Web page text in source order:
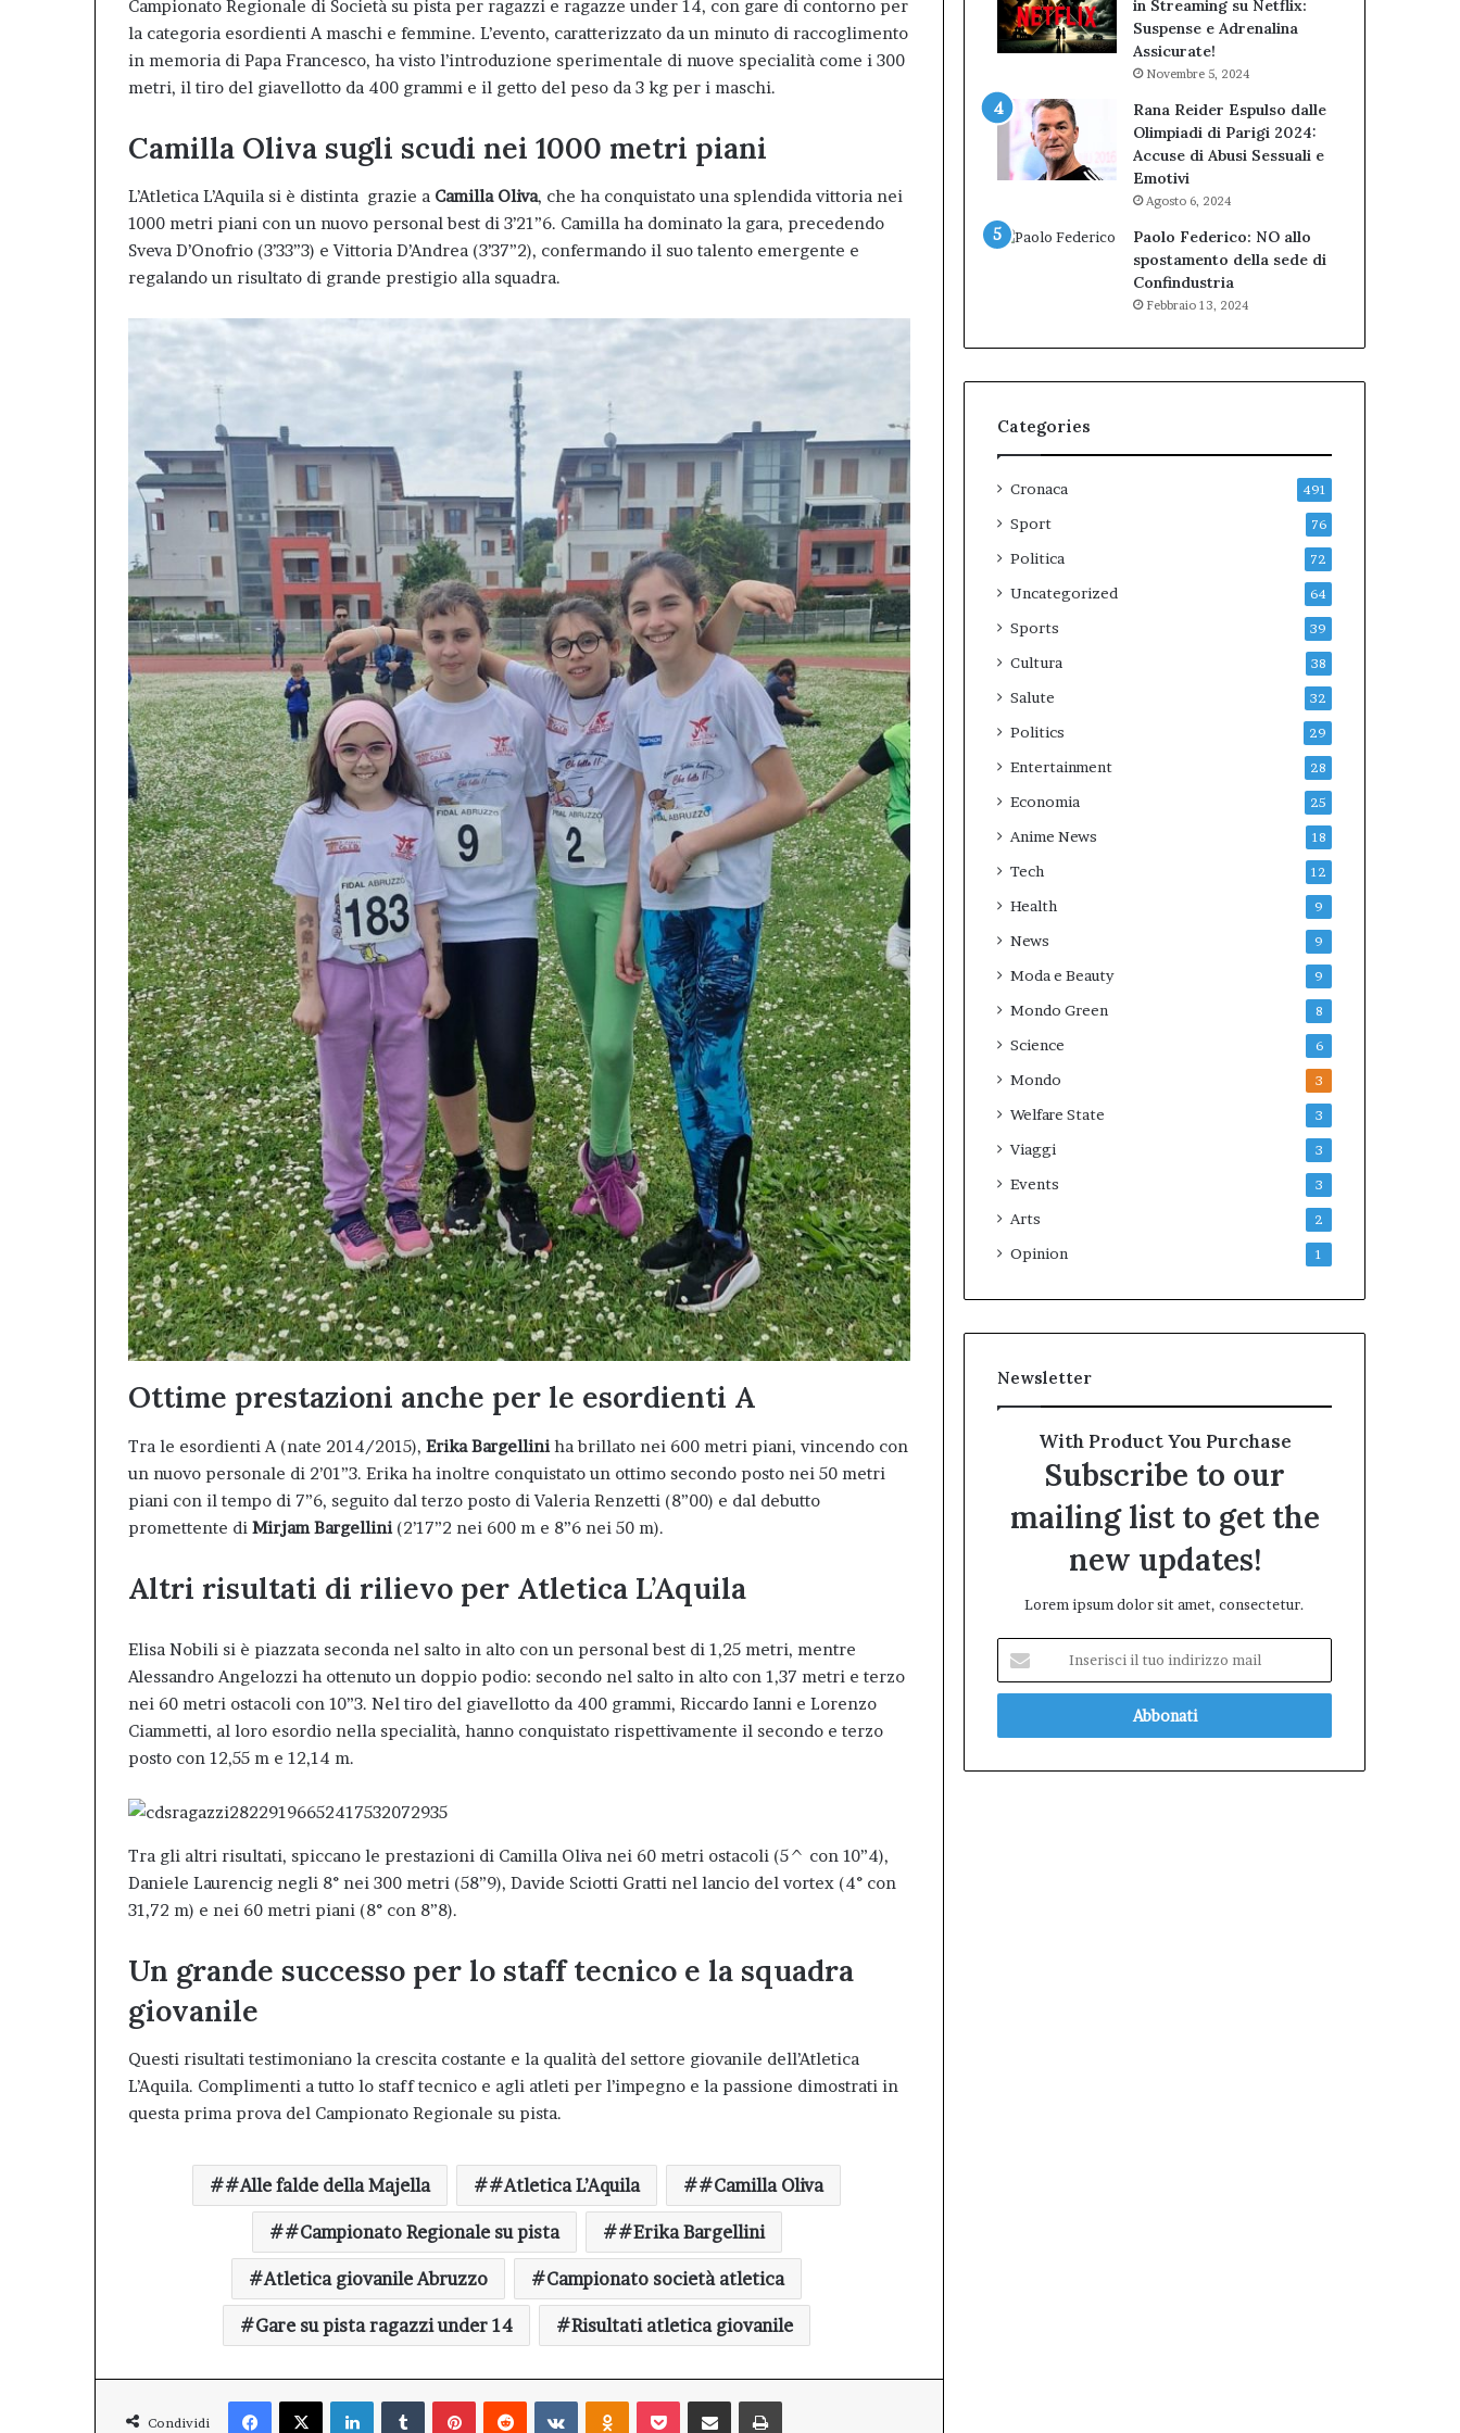
Campionato Regionale di Società su pista per ragazzi e ragazze under 14, con gare di contorno per
la categoria esordienti A maschi e femmine. L’evento, caratterizzato da un minuto di raccoglimento
in memoria di Papa Francesco, ha visto l’introduzione sperimentale di nuove specialità come i 300
metri, il tiro del giavellotto da 400 grammi e il getto del peso da 3 kg per i maschi.
Camilla Oliva sugli scudi nei 1000 metri piani
L’Atletica L’Aquila si è distinta grazie a Camilla Oliva, che ha conquistato una splendida vittoria nei
1000 metri piani con un nuovo personal best di 3’21”6. Camilla ha dominato la gara, precedendo
Sveva D’Onofrio (3’33”3) e Vittoria D’Andrea (3’37”2), confermando il suo talento emergente e
regalando un risultato di grande prestigio alla squadra.
Ottime prestazioni anche per le esordienti A
Tra le esordienti A (nate 2014/2015), Erika Bargellini ha brillato nei 600 metri piani, vincendo con
un nuovo personale di 2’01”3. Erika ha inoltre conquistato un ottimo secondo posto nei 50 metri
piani con il tempo di 7”6, seguito dal terzo posto di Valeria Renzetti (8”00) e dal debutto
promettente di Mirjam Bargellini (2’17”2 nei 600 m e 8”6 nei 50 m).
Altri risultati di rilievo per Atletica L’Aquila
Elisa Nobili si è piazzata seconda nel salto in alto con un personal best di 1,25 metri, mentre
Alessandro Angelozzi ha ottenuto un doppio podio: secondo nel salto in alto con 1,37 metri e terzo
nei 60 metri ostacoli con 10”3. Nel tiro del giavellotto da 400 grammi, Riccardo Ianni e Lorenzo
Ciammetti, al loro esordio nella specialità, hanno conquistato rispettivamente il secondo e terzo
posto con 12,55 m e 12,14 m.
Tra gli altri risultati, spiccano le prestazioni di Camilla Oliva nei 60 metri ostacoli (5^ con 10”4),
Daniele Laurencig negli 8° nei 300 metri (58”9), Davide Sciotti Gratti nel lancio del vortex (4° con
31,72 m) e nei 60 metri piani (8° con 8”8).
Un grande successo per lo staff tecnico e la squadra
giovanile
Questi risultati testimoniano la crescita costante e la qualità del settore giovanile dell’Atletica
L’Aquila. Complimenti a tutto lo staff tecnico e agli atleti per l’impegno e la passione dimostrati in
questa prima prova del Campionato Regionale su pista.
#Alle falde della Majella #Atletica L’Aquila #Camilla Oliva
#Campionato Regionale su pista #Erika Bargellini
Atletica giovanile Abruzzo Campionato società atletica
Gare su pista ragazzi under 14 Risultati atletica giovanile
Condividi
Facebook
X LinkedInTumblrPinterestReddit VKontakteOdnoklassniki
Pocket Condividi via mail Stampa
in Streaming su Netflix:
Suspense e Adrenalina
Assicurate!
Novembre 5, 2024
Rana Reider Espulso dalle
Olimpiadi di Parigi 2024:
Accuse di Abusi Sessuali e
Emotivi
Agosto 6, 2024
Paolo Federico: NO allo
spostamento della sede di
Confindustria
Febbraio 13, 2024
Categories
Cronaca 491
Sport 76
Politica 72
Uncategorized 64
Sports 39
Cultura 38
Salute 32
Politics 29
Entertainment 28
Economia 25
Anime News 18
Tech 12
Health 9
News 9
Moda e Beauty 9
Mondo Green 8
Science 6
Mondo 3
Welfare State 3
Viaggi 3
Events 3
Arts 2
Opinion 1
Newsletter
With Product You Purchase
Subscribe to our
mailing list to get the
new updates!
Lorem ipsum dolor sit amet, consectetur.
tuo
mail